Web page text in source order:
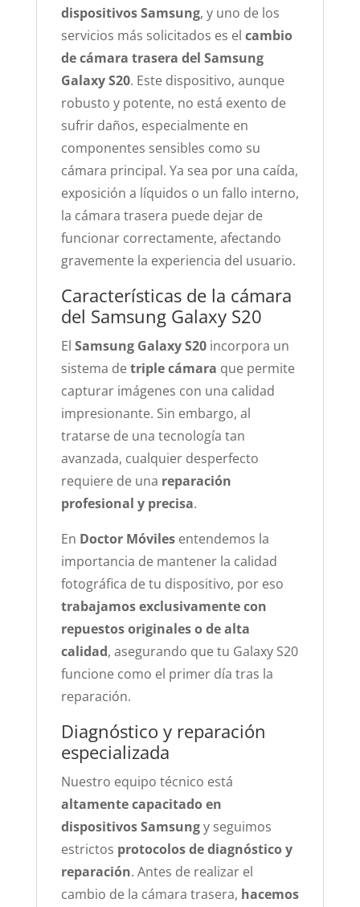
dispositivos Samsung, y uno de los
servicios más solicitados es el cambio
de cámara trasera del Samsung
Galaxy S20. Este dispositivo, aunque
robusto y potente, no está exento de
sufrir daños, especialmente en
componentes sensibles como su
cámara principal. Ya sea por una caída,
exposición a líquidos o un fallo interno,
la cámara trasera puede dejar de
funcionar correctamente, afectando
gravemente la experiencia del usuario.
Características de la cámara
del Samsung Galaxy S20
El Samsung Galaxy S20incorpora un
sistema detriple cámara que permite
capturar imágenes con una calidad
impresionante. Sin embargo, al
tratarse de una tecnología tan
avanzada, cualquier desperfecto
requiere de una reparación
profesional y precisa.
En Doctor Móvilesentendemos la
importancia de mantener la calidad
fotográfica de tu dispositivo, por eso
trabajamos exclusivamente con
repuestos originales o de alta
calidad, asegurando que tu Galaxy S20
funcione como el primer día tras la
reparación.
Diagnóstico y reparación
especializada
Nuestro equipo técnico está
altamente capacitado en
dispositivos Samsungy seguimos
estrictos protocolos de diagnóstico y
reparación. Antes de realizar el
cambio de la cámara trasera, hacemos